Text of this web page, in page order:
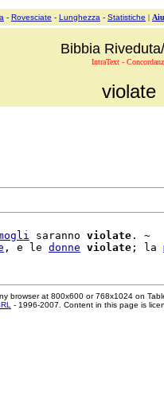
- Rovesciate - Lunghezza - Statistiche |
Bibbia
IntraText -
violate
saranno violate . ~
, e le donne violate ; la
browser at 800x600 or 768x1024 on
- 1996-2007. Content in this page is